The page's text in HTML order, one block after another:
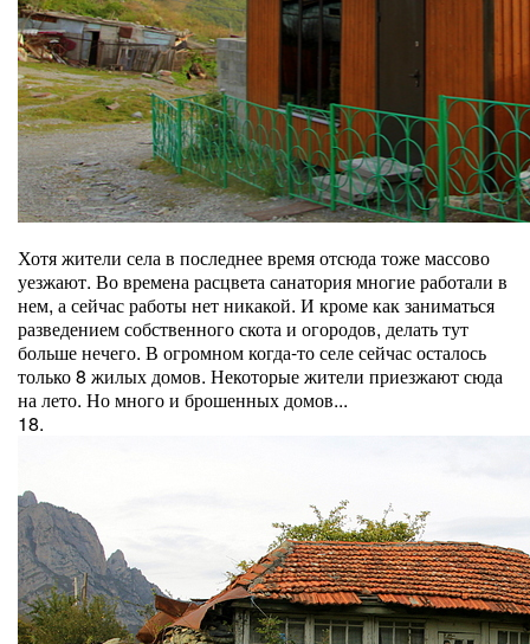
Хотя жители села в последнее время отсюда тоже массово
уезжают. Во времена расцвета санатория многие работали в
нем, а сейчас работы нет никакой. И кроме как заниматься
разведением собственного скота и огородов, делать тут
больше нечего. В огромном когда-то селе сейчас осталось
только 8 жилых домов. Некоторые жители приезжают сюда
на лето. Но много и брошенных домов...
18.